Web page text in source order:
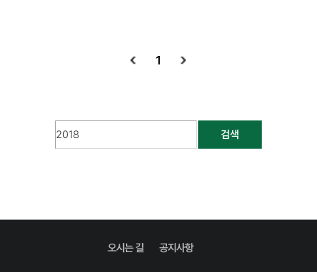
1
검색
오시는 길 공지사항